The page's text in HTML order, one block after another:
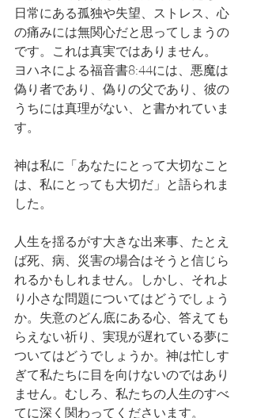
日常にある孤独や失望、ストレス、心
の痛みには無関心だと思ってしまうの
です。これは真実ではありません。
ヨハネによる福音書8:44には、悪魔は
偽り者であり、偽りの父であり、彼の
うちには真理がない、と書かれていま
す。
神は私に「あなたにとって大切なこと
は、私にとっても大切だ」と語られま
した。
人生を揺るがす大きな出来事、たとえ
ば死、病、災害の場合はそうと信じら
れるかもしれません。しかし、それよ
り小さな問題についてはどうでしょう
か。失意のどん底にある心、答えても
らえない祈り、実現が遅れている夢に
ついてはどうでしょうか。神は忙しす
ぎて私たちに目を向けないのではあり
ません。むしろ、私たちの人生のすべ
てに深く関わってくださいます。